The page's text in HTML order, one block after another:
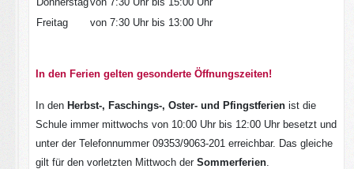
Freitag
von 7:30 Uhr bis 13:00 Uhr
In den Ferien gelten gesonderte Öffnungszeiten!
In den Herbst-, Faschings-, Oster- und Pfingstferien ist die
Schule immer mittwochs von 10:00 Uhr bis 12:00 Uhr besetzt und
unter der Telefonnummer 09353/9063-201 erreichbar. Das gleiche
gilt für den vorletzten Mittwoch derSommerferien